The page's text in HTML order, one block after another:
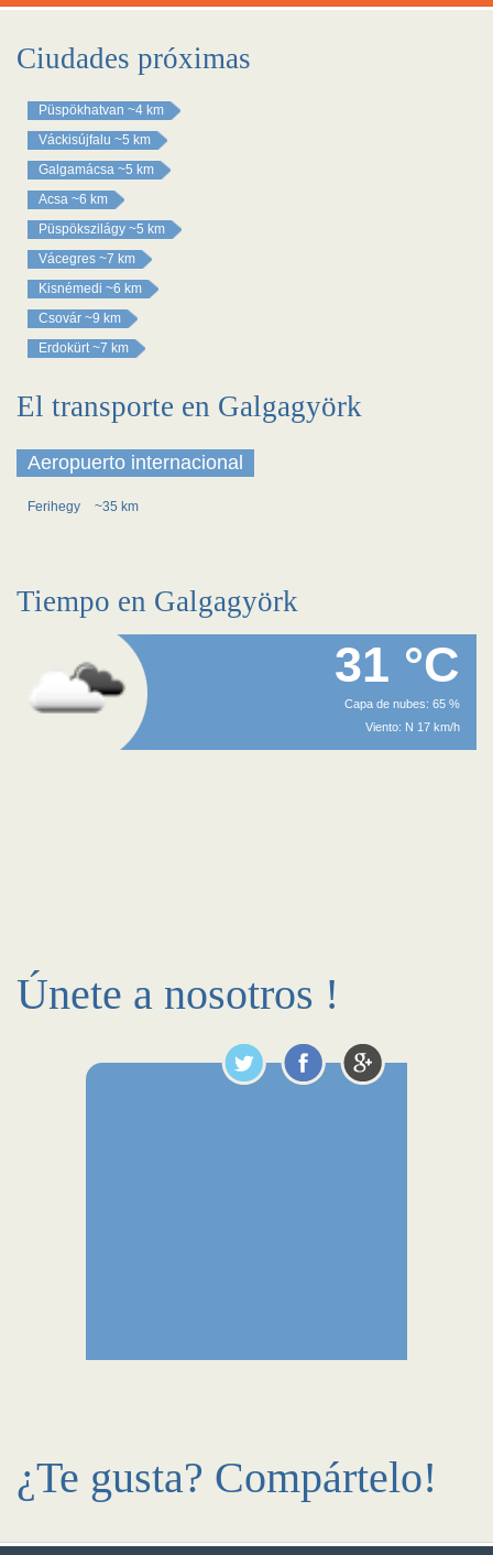
Ciudades próximas
Püspökhatvan ~4 km
Váckisújfalu ~5 km
Galgamácsa ~5 km
Acsa ~6 km
Püspökszilágy ~5 km
Vácegres ~7 km
Kisnémedi ~6 km
Csovár ~9 km
Erdokürt ~7 km
El transporte en Galgagyörk
Aeropuerto internacional
Ferihegy ~35 km
Tiempo en Galgagyörk
31 °C
Capa de nubes: 65 %
Viento: N 17 km/h
Únete a nosotros !
¿Te gusta? Compártelo!